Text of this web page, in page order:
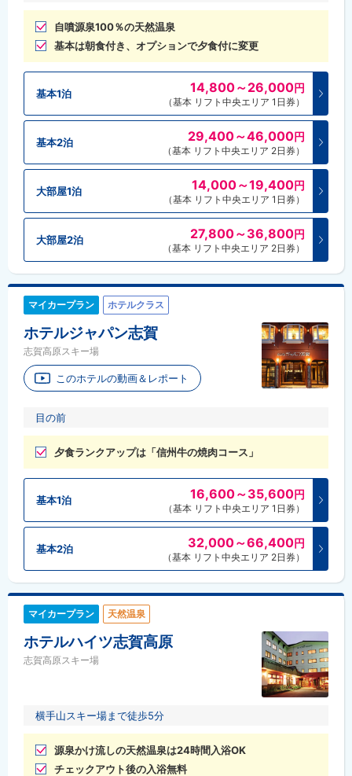
自噴源泉100％の天然温泉
基本は朝食付き、オプションで夕食付に変更
基本1泊 14,800～26,000円
（基本 リフト中央エリア 1日券）
基本2泊 29,400～46,000円
（基本 リフト中央エリア 2日券）
大部屋1泊 14,000～19,400円
（基本 リフト中央エリア 1日券）
大部屋2泊 27,800～36,800円
（基本 リフト中央エリア 2日券）
マイカープラン ホテルクラス
ホテルジャパン志賀
志賀高原スキー場
このホテルの動画＆レポート
目の前
夕食ランクアップは「信州牛の焼肉コース」
基本1泊 16,600～35,600円
（基本 リフト中央エリア 1日券）
基本2泊 32,000～66,400円
（基本 リフト中央エリア 2日券）
マイカープラン 天然温泉
ホテルハイツ志賀高原
志賀高原スキー場
横手山スキー場まで徒歩5分
源泉かけ流しの天然温泉は24時間入浴OK
チェックアウト後の入浴無料